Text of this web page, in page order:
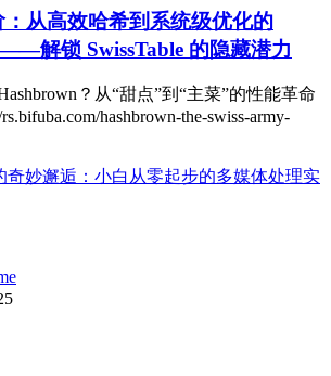
从高效哈希到系统级优化的
解锁 SwissTable 的隐藏潜力
？从“甜点”到“主菜”的性能革命
hashbrown-the-swiss-army-